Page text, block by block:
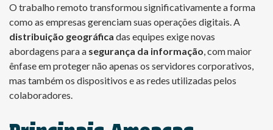
O trabalho remoto transformou significativamente a forma
como as empresas gerenciam suas operações digitais. A
distribuição geográfica das equipes exige novas
abordagens para a segurança da informação, com maior
ênfase em proteger não apenas os servidores corporativos,
mas também os dispositivos e as redes utilizadas pelos
colaboradores.